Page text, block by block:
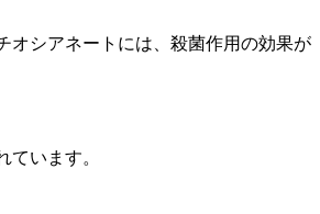
オシアネートには、殺菌作用の効果が
います。